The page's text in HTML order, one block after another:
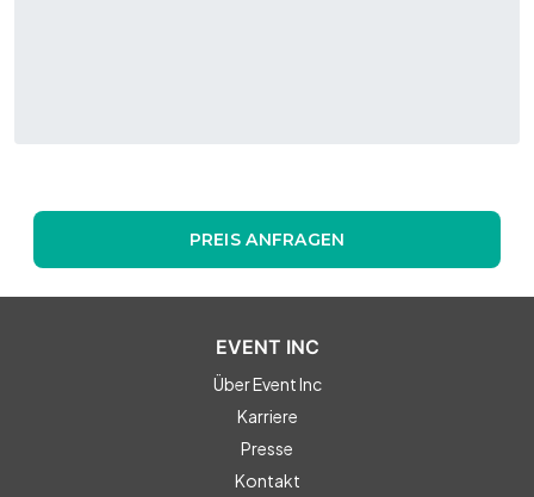
PREIS ANFRAGEN
EVENT INC
Über Event Inc
Karriere
Presse
Kontakt